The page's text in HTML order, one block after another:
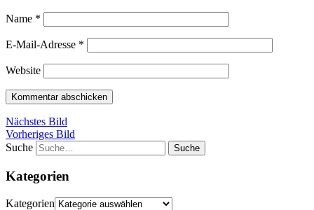
Name *
E-Mail-Adresse *
Website
Nächstes Bild
Vorheriges Bild
Suche
Kategorien
Kategorien